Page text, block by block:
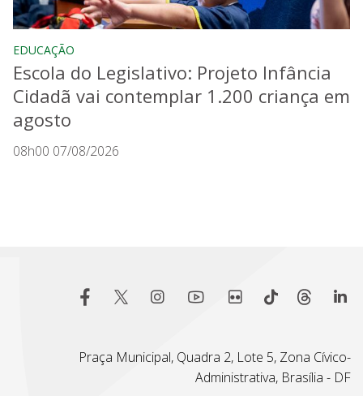
EDUCAÇÃO
Escola do Legislativo: Projeto Infância
Cidadã vai contemplar 1.200 criança em
agosto
08h00 07/08/2026
Praça Municipal, Quadra 2, Lote 5, Zona Cívico-
Administrativa, Brasília - DF